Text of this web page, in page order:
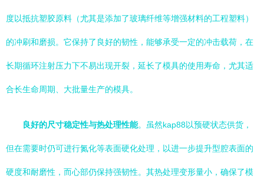
度以抵抗塑胶原料（尤其是添加了玻璃纤维等增强材料的工程塑料）
的冲刷和磨损。它保持了良好的韧性，能够承受一定的冲击载荷，在
长期循环注射压力下不易出现开裂，延长了模具的使用寿命，尤其适
合长生命周期、大批量生产的模具。
良好的尺寸稳定性与热处理性能。虽然kap88以预硬状态供货，
但在需要时仍可进行氮化等表面硬化处理，以进一步提升型腔表面的
硬度和耐磨性，而心部仍保持强韧性。其热处理变形量小，确保了模